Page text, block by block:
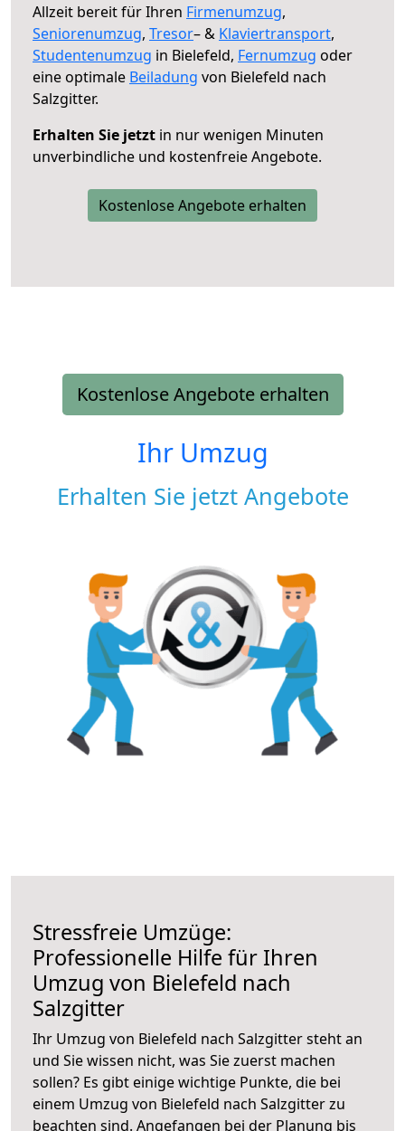
Allzeit bereit für Ihren Firmenumzug,
Seniorenumzug, Tresor– & Klaviertransport,
Studentenumzug in Bielefeld, Fernumzug oder
eine optimale Beiladung von Bielefeld nach
Salzgitter.
Erhalten Sie jetzt in nur wenigen Minuten
unverbindliche und kostenfreie Angebote.
Kostenlose Angebote erhalten
Kostenlose Angebote erhalten
Ihr Umzug
Erhalten Sie jetzt Angebote
Stressfreie Umzüge:
Professionelle Hilfe für Ihren
Umzug von Bielefeld nach
Salzgitter
Ihr Umzug von Bielefeld nach Salzgitter steht an
und Sie wissen nicht, was Sie zuerst machen
sollen? Es gibt einige wichtige Punkte, die bei
einem Umzug von Bielefeld nach Salzgitter zu
beachten sind. Angefangen bei der Planung bis